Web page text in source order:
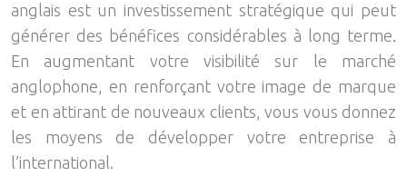
anglais est un investissement stratégique qui peut
générer des bénéfices considérables à long terme.
En augmentant votre visibilité sur le marché
anglophone, en renforçant votre image de marque
et en attirant de nouveaux clients, vous vous donnez
les moyens de développer votre entreprise à
l’international.